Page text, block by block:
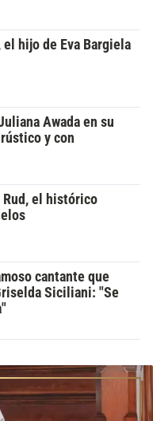
hijo de Eva Bargiela
Awada en su
y con
Rud, el histórico
cantante que
Siciliani: "Se